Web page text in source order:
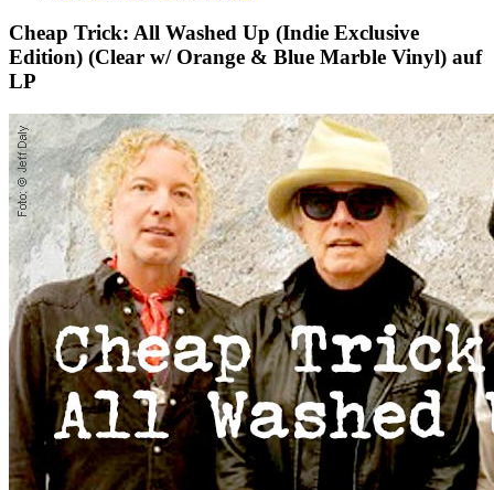
Cheap Trick: All Washed Up (Indie Exclusive
Edition) (Clear w/ Orange & Blue Marble Vinyl) auf
LP